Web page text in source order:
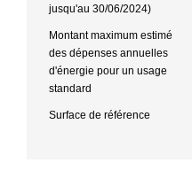
jusqu'au 30/06/2024)
Montant maximum estimé
des dépenses annuelles
d'énergie pour un usage
standard
Surface de référence